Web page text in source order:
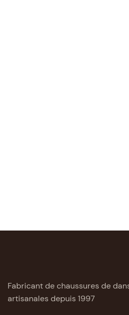
Fabricant de chaussures de
artisanales depuis 1997